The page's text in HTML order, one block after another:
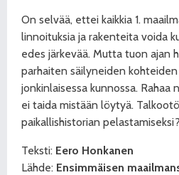
On selvää, ettei kaikkia 1.
linnoituksia ja rakenteita voida
edes järkevää. Mutta tuon ajan
parhaiten säilyneiden
jonkinlaisessa kunnossa. Rahaa
ei taida mistään löytyä.
paikallishistorian pelastamiseksi?
Teksti: Eero Honkanen
Lähde: Ensimmäisen